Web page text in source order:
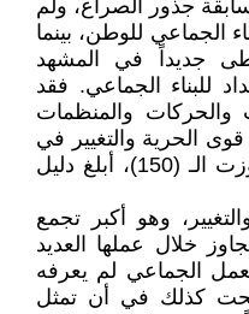
جذور الصراع، ولم
الجماعي للوطن، بينما
معطى جديداً في المشهد
للبناء الجماعي. فقد
والحركات والمنظمات
الحرية والتغيير في
الأول من يناير 2019، حتى تجاوزت الـ (150)، أبلغ دليل
وهو أكبر تجمع
خلال عملها العديد
الجماعي لم يعرفه
كذلك في أن تمثل